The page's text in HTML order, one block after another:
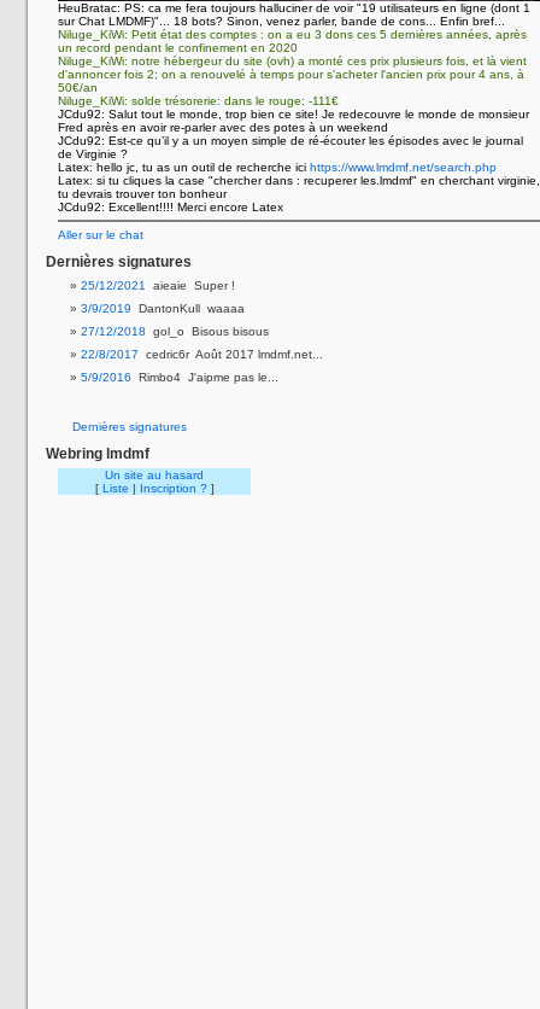
HeuBratac: PS: ca me fera toujours halluciner de voir "19 utilisateurs en ligne (dont 1
sur Chat LMDMF)"... 18 bots? Sinon, venez parler, bande de cons... Enfin bref...
Niluge_KiWi: Petit état des comptes : on a eu 3 dons ces 5 dernières années, après
un record pendant le confinement en 2020
Niluge_KiWi: notre hébergeur du site (ovh) a monté ces prix plusieurs fois, et là vient
d'annoncer fois 2; on a renouvelé à temps pour s'acheter l'ancien prix pour 4 ans, à
50€/an
Niluge_KiWi: solde trésorerie: dans le rouge: -111€
JCdu92: Salut tout le monde, trop bien ce site! Je redecouvre le monde de monsieur
Fred après en avoir re-parler avec des potes à un weekend
JCdu92: Est-ce qu’il y a un moyen simple de ré-écouter les épisodes avec le journal
de Virginie ?
Latex: hello jc, tu as un outil de recherche ici https://www.lmdmf.net/search.php
Latex: si tu cliques la case "chercher dans : recuperer les.lmdmf" en cherchant virginie,
tu devrais trouver ton bonheur
JCdu92: Excellent!!!! Merci encore Latex
Aller sur le chat
Dernières signatures
25/12/2021
aieaie Super !
3/9/2019 DantonKull waaaa
27/12/2018 gol_o Bisous bisous
22/8/2017 cedric6r Août 2017 lmdmf.net...
5/9/2016 Rimbo4 J'aipme pas le...
Dernières signatures
Webring lmdmf
Un site au hasard
[ Liste | Inscription ? ]